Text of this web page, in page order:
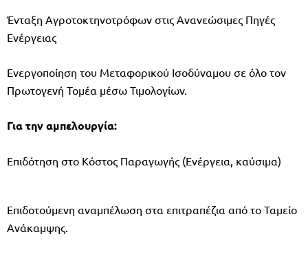
Ένταξη Αγροτοκτηνοτρόφων στις Ανανεώσιμες Πηγές
Ενέργειας
Ενεργοποίηση του Μεταφορικού Ισοδύναμου σε όλο τον
Πρωτογενή Τομέα μέσω Τιμολογίων.
Για την αμπελουργία:
Επιδότηση στο Κόστος Παραγωγής (Ενέργεια, καύσιμα)
Επιδοτούμενη αναμπέλωση στα επιτραπέζια από το Ταμείο
Ανάκαμψης.